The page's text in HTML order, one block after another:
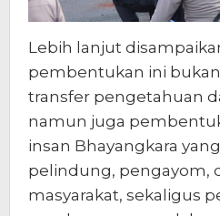
Lebih lanjut
pembentukan ini
transfer pengetahuan
namun juga
insan Bhayangkara
pelindung, pengayom,
masyarakat, sekaligus